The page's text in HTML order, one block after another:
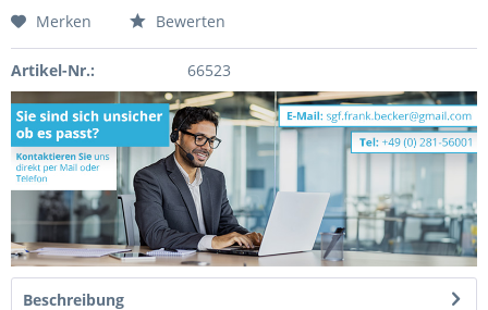
Merken Bewerten
Artikel-Nr.: 66523
Beschreibung